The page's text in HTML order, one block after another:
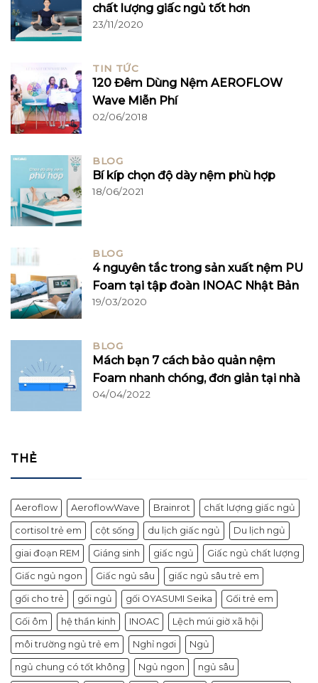
chất lượng giấc ngủ tốt hơn
23/11/2020
TIN TỨC
120 Đêm Dùng Nệm AEROFLOW
Wave Miễn Phí
02/06/2018
BLOG
Bí kíp chọn độ dày nệm phù hợp
18/06/2021
BLOG
4 nguyên tắc trong sản xuất nệm PU
Foam tại tập đoàn INOAC Nhật Bản
19/03/2020
BLOG
Mách bạn 7 cách bảo quản nệm
Foam nhanh chóng, đơn giản tại nhà
04/04/2022
THẺ
Aeroflow AeroflowWave Brainrot chất lượng giấc ngủ
cortisol trẻ em cột sống du lịch giấc ngủ Du lịch ngủ
giai đoạn REM Giáng sinh giấc ngủ Giấc ngủ chất lượng
Giấc ngủ ngon Giấc ngủ sâu giấc ngủ sâu trẻ em
gối cho trẻ gối ngủ gối OYASUMI Seika Gối trẻ em
Gối ôm hệ thần kinh INOAC Lệch múi giờ xã hội
môi trường ngủ trẻ em Nghỉ ngơi Ngủ
ngủ chung có tốt không Ngủ ngon ngủ sâu